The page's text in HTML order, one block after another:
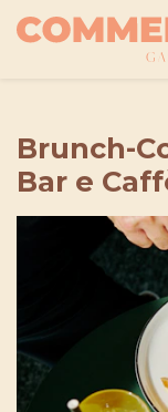
Brunch-
Bar e